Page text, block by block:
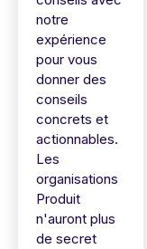
notre
expérience
pour vous
donner des
conseils
concrets et
actionnables.
Les
organisations
Produit
n'auront plus
de secret